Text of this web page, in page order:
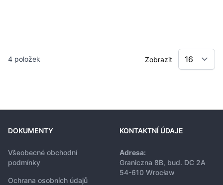
4 položek Zobrazit
DOKUMENTY
Všeobecné obchodní
podmínky
Ochrana osobních údajů
KONTAKTNÍ ÚDAJE
Adresa:
Graniczna 8B, bud. DC 2A
54-610 Wrocław